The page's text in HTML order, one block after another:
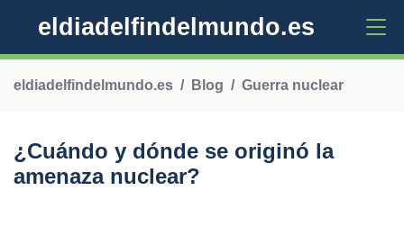
eldiadelfindelmundo.es
eldiadelfindelmundo.es Blog Guerra nuclear
¿Cuándo y dónde se originó la
amenaza nuclear?